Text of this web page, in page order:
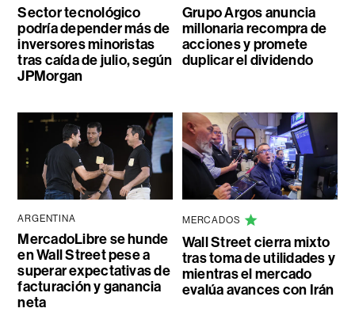
Sector tecnológico
podría depender más de
inversores minoristas
tras caída de julio, según
JPMorgan
Grupo Argos anuncia
millonaria recompra de
acciones y promete
duplicar el dividendo
ARGENTINA
MercadoLibre se hunde
en Wall Street pese a
superar expectativas de
facturación y ganancia
neta
MERCADOS
Wall Street cierra mixto
tras toma de utilidades y
mientras el mercado
evalúa avances con Irán